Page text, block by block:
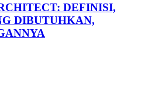
DEFINISI,
DIBUTUHKAN,